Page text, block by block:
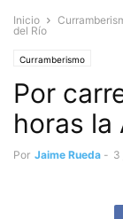
Inicio
del Río
Curramberismo
Por
horas la
Por Jaime Rueda - 3